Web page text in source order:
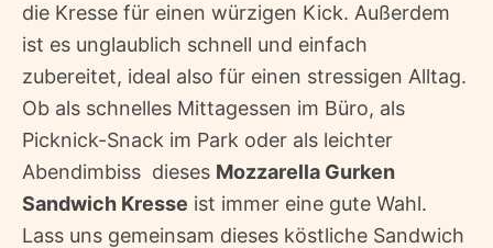
die Kresse für einen würzigen Kick. Außerdem
ist es unglaublich schnell und einfach
zubereitet, ideal also für einen stressigen Alltag.
Ob als schnelles Mittagessen im Büro, als
Picknick-Snack im Park oder als leichter
Abendimbiss  dieses Mozzarella Gurken
Sandwich Kresse ist immer eine gute Wahl.
Lass uns gemeinsam dieses köstliche Sandwich